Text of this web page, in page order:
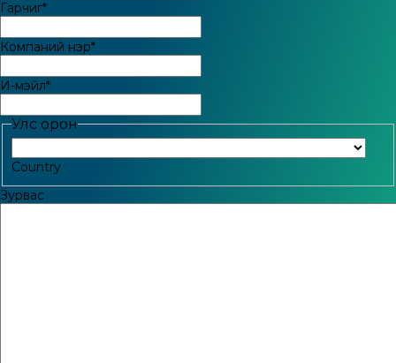
Гарчиг*
Компаний нэр*
И-мэйл*
Улс орон
Country
Зурвас